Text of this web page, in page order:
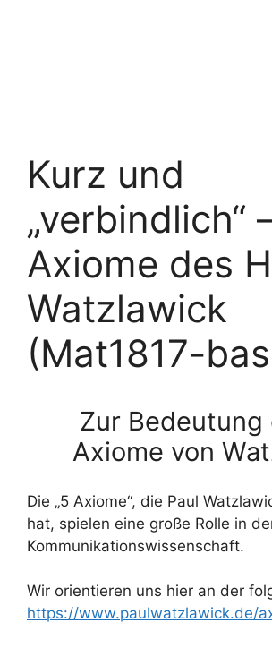
Kurz und
„verbindlich“
Axiome des
Watzlawick
(Mat1817-
Zur Bedeutung
Axiome von
Die „5 Axiome“, die Paul
hat, spielen eine große Rolle in
Kommunikationswissenschaft.
Wir orientieren uns hier an der
https://www.paulwatzlawick.de/